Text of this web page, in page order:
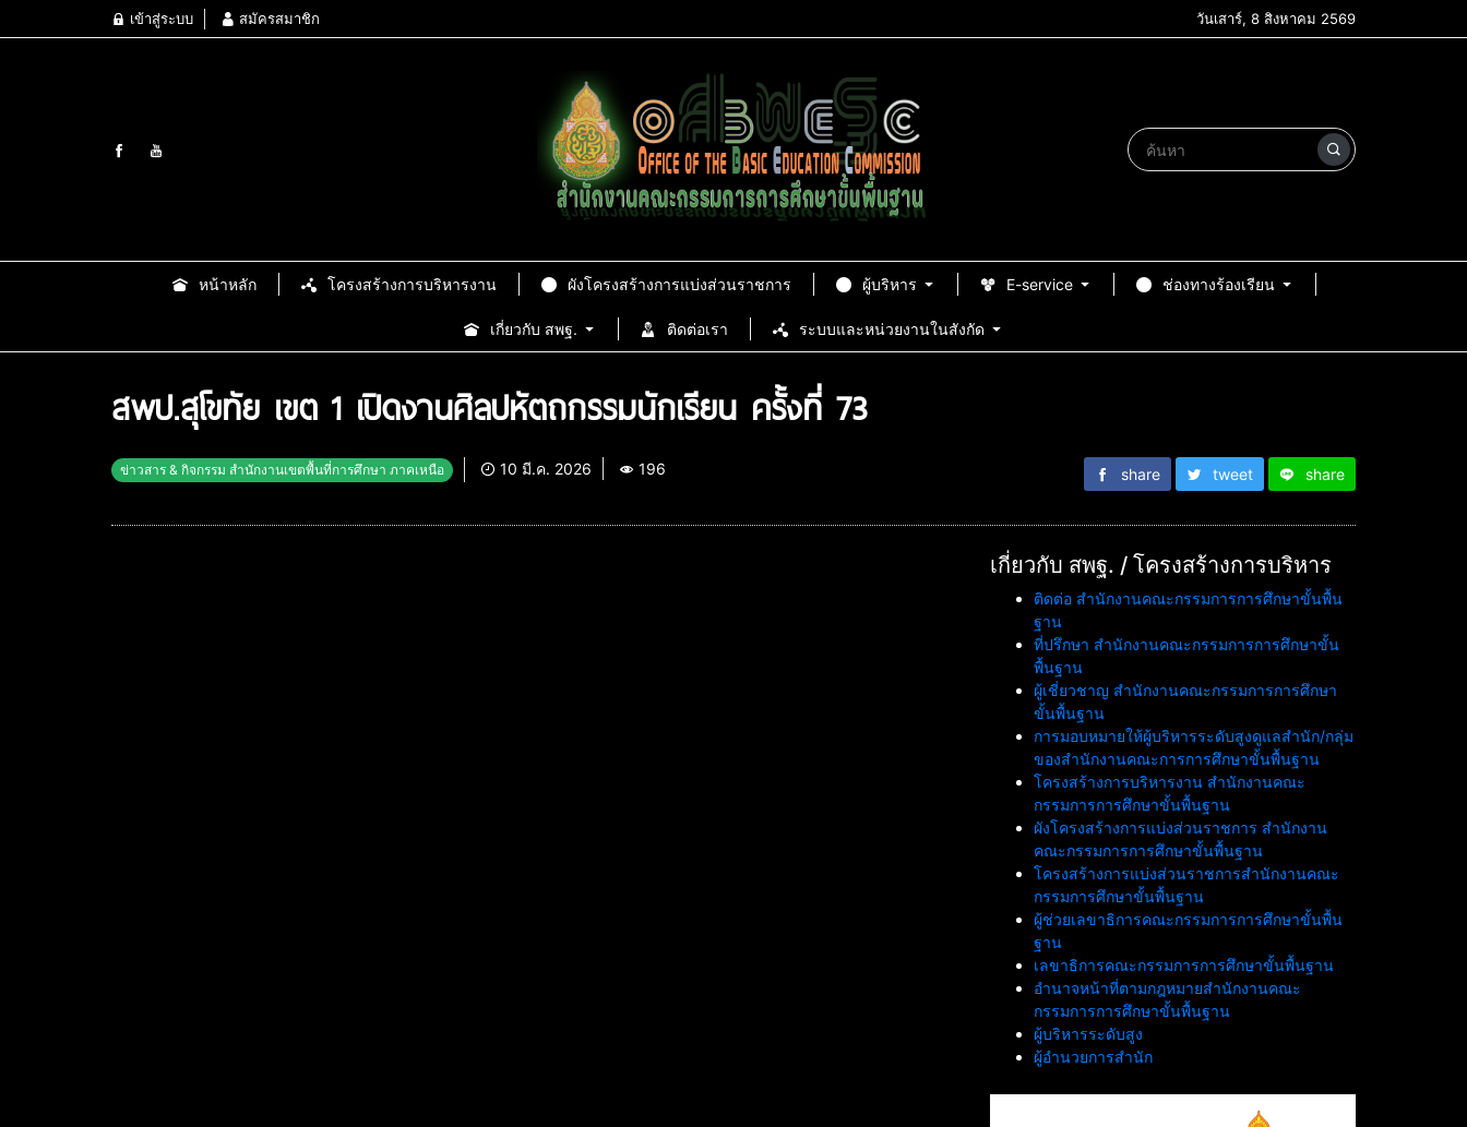
เข้าสู่ระบบ สมัครสมาชิก วันเสาร์, 8 สิงหาคม 2569
หน้าหลัก โครงสร้างการบริหารงาน ผังโครงสร้างการแบ่งส่วนราชการ ผู้บริหาร E-service ช่องทางร้องเรียน
เกี่ยวกับ สพฐ. ติดต่อเรา ระบบและหน่วยงานในสังกัด
สพป.สุโขทัย เขต 1 เปิดงานศิลปหัตถกรรมนักเรียน ครั้งที่ 73
ข่าวสาร & กิจกรรม สำนักงานเขตพื้นที่การศึกษา ภาคเหนือ 10 มี.ค. 2026 196 share tweet share
เกี่ยวกับ สพฐ. / โครงสร้างการบริหาร
ติดต่อ สำนักงานคณะกรรมการการศึกษาขั้นพื้น
ฐาน
ที่ปรึกษา สำนักงานคณะกรรมการการศึกษาขั้น
พื้นฐาน
ผู้เชี่ยวชาญ สำนักงานคณะกรรมการการศึกษา
ขั้นพื้นฐาน
การมอบหมายให้ผู้บริหารระดับสูงดูแลสำนัก/กลุ่ม
ของสำนักงานคณะการการศึกษาขั้นพื้นฐาน
โครงสร้างการบริหารงาน สำนักงานคณะ
กรรมการการศึกษาขั้นพื้นฐาน
ผังโครงสร้างการแบ่งส่วนราชการ สำนักงาน
คณะกรรมการการศึกษาขั้นพื้นฐาน
โครงสร้างการแบ่งส่วนราชการสำนักงานคณะ
กรรมการศึกษาขั้นพื้นฐาน
ผู้ช่วยเลขาธิการคณะกรรมการการศึกษาขั้นพื้น
ฐาน
เลขาธิการคณะกรรมการการศึกษาขั้นพื้นฐาน
อำนาจหน้าที่ตามกฎหมายสำนักงานคณะ
กรรมการการศึกษาขั้นพื้นฐาน
ผู้บริหารระดับสูง
ผู้อำนวยการสำนัก